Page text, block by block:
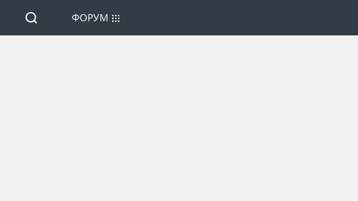
ФОРУМ